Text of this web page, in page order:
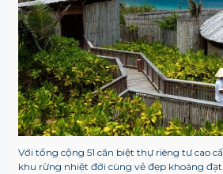
Với tổng cộng 51 căn biệt thự riêng tư cao
khu rừng nhiệt đới cùng vẻ đẹp khoáng đạt